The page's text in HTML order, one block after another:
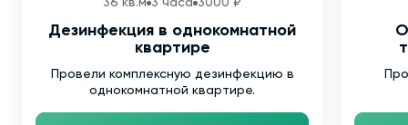
36 кв.м 3 часа 3000 ₽
Дезинфекция в однокомнатной
квартире
Провели комплексную дезинфекцию в
однокомнатной квартире.